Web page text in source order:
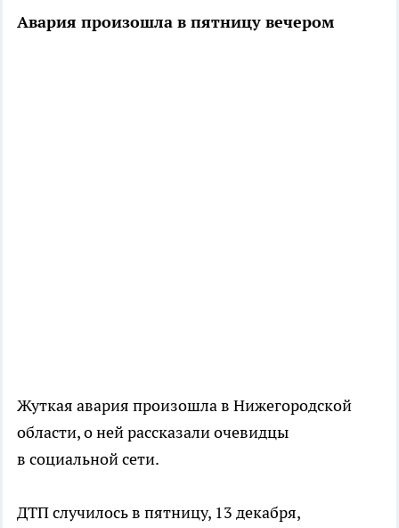
Авария произошла в пятницу вечером
Жуткая авария произошла в Нижегородской
области, о ней рассказали очевидцы
в социальной сети.
ДТП случилось в пятницу, 13 декабря,